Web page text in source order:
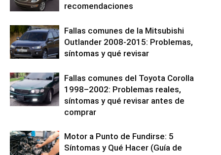
recomendaciones
Fallas comunes de la Mitsubishi
Outlander 2008-2015: Problemas,
síntomas y qué revisar
Fallas comunes del Toyota Corolla
1998–2002: Problemas reales,
síntomas y qué revisar antes de
comprar
Motor a Punto de Fundirse: 5
Síntomas y Qué Hacer (Guía de